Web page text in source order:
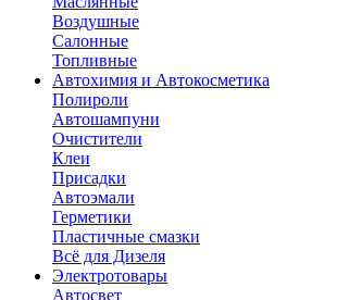
Воздушные
Салонные
Топливные
Автохимия и Автокосметика
Полироли
Автошампуни
Очистители
Клеи
Присадки
Автоэмали
Герметики
Пластичные смазки
Всё для Дизеля
Электротовары
Автосвет